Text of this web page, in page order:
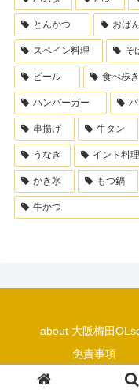
とんかつ おば
スペイン料理 そ
ビール 食べ歩き
ハンバーガー
串揚げ 牛タン
うなぎ インド料理
かき氷 もつ鍋
牛かつ
about 大阪梅田
免責事項
Copyright © 2018